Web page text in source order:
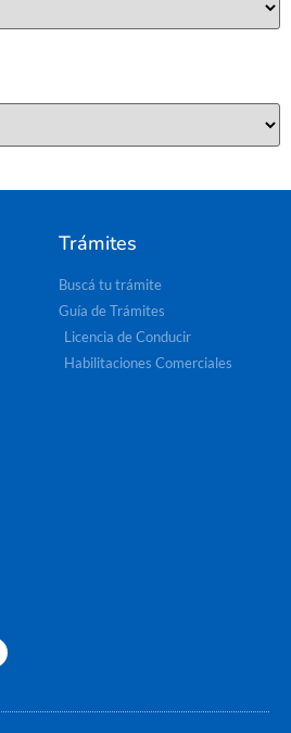
Trámites
Buscá tu trámite
Guía de Trámites
Licencia de Conducir
Habilitaciones Comerciales